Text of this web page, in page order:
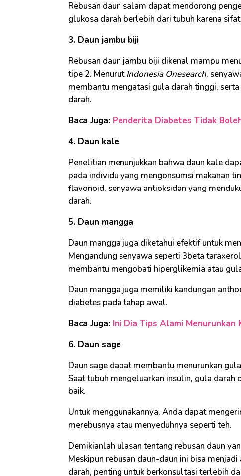
Rebusan daun salam dapat mendorong
glukosa darah berlebih dari tubuh karena
3. Daun jambu biji
Rebusan daun jambu biji dikenal mampu
tipe 2. MenurutIndonesia Onesearch,
membantu mengatasi gula darah tinggi,
darah.
Baca Juga: Penderita Diabetes Tidak
4. Daun kale
Penelitian menunjukkan bahwa daun kale
pada individu yang mengonsumsi makanan
flavonoid, senyawa antioksidan yang
darah.
5. Daun mangga
Daun mangga juga diketahui efektif untuk
Mengandung senyawa seperti 3beta
membantu mengobati hiperglikemia atau
Daun mangga juga memiliki kandungan
diabetes pada tahap awal.
Baca Juga: Ini Dia Tips Alami Menurunkan
6. Daun sage
Daun sage dapat membantu menurunkan
Saat tubuh mengeluarkan insulin, gula
baik.
Untuk menggunakannya, Anda dapat
merebusnya atau menyeduhnya seperti teh.
Demikianlah ulasan tentang rebusan daun
Meskipun rebusan daun-daun ini bisa
darah, penting untuk berkonsultasi terlebih